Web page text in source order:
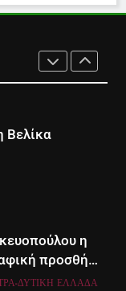
Βελίκα
η
προσθήκη
ΔΥΤΙΚΉ ΕΛΛΆΔΑ